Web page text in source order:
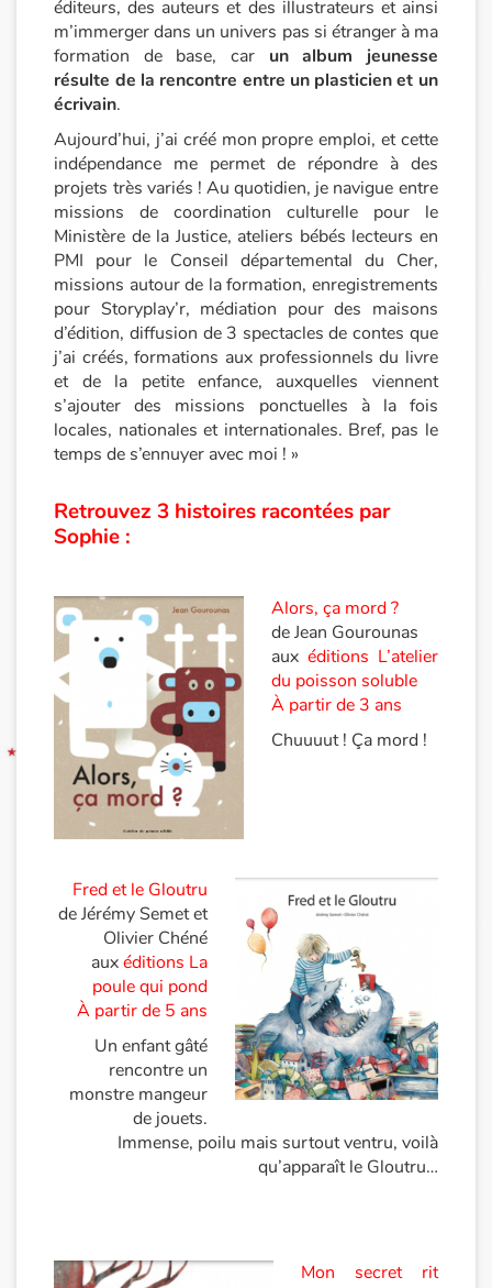
Accueil
Famille
Écoles
Médiathèques
Vidéos & Tutoriaux
Blog
Actualités
Par thématique
Rencontres et témoignages
Autour de la lecture
Apprendre à lire
Livre audio
Activités et ateliers
Apprendre les langues
Dyslexie, troubles de la lecture
Nos listes de lecture
Les plus lus
Coups de coeur
éditeurs, des auteurs et des illustrateurs et ainsi
m’immerger dans un univers pas si étranger à ma
formation de base, car un album jeunesse
résulte de la rencontre entre un plasticien et un
écrivain.
Aujourd’hui, j’ai créé mon propre emploi, et cette
indépendance me permet de répondre à des
projets très variés ! Au quotidien, je navigue entre
missions de coordination culturelle pour le
Ministère de la Justice, ateliers bébés lecteurs en
PMI pour le Conseil départemental du Cher,
missions autour de la formation, enregistrements
pour Storyplay’r, médiation pour des maisons
d’édition, diffusion de 3 spectacles de contes que
j’ai créés, formations aux professionnels du livre
et de la petite enfance, auxquelles viennent
s’ajouter des missions ponctuelles à la fois
locales, nationales et internationales. Bref, pas le
temps de s’ennuyer avec moi ! »
Retrouvez 3 histoires racontées par
Sophie :
Alors, ça mord ?
de Jean Gourounas
aux éditions L’atelier
du poisson soluble
À partir de 3 ans
Chuuuut ! Ça mord !
Fred et le Gloutru
de Jérémy Semet et
Olivier Chéné
auxéditions La
poule qui pond
À partir de 5 ans
Un enfant gâté
rencontre un
monstre mangeur
de jouets.
Immense, poilu mais surtout ventru, voilà
qu’apparaît le Gloutru…
Mon secret rit